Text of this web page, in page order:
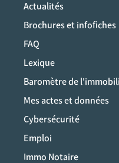
Actualités
Brochures et infofiches
FAQ
Lexique
Baromètre de
Mes actes et données
Cybersécurité
Emploi
Immo Notaire